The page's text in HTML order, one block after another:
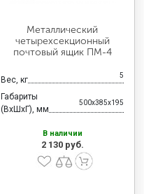
Металлический
четырехсекционный
почтовый ящик ПМ-4
Вес, кг 5
Габариты
(ВхШхГ), мм
500x385x195
В наличии
2 130 руб.